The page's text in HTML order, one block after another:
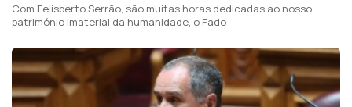
Com Felisberto Serrão, são muitas horas dedicadas ao nosso
património imaterial da humanidade, o Fado